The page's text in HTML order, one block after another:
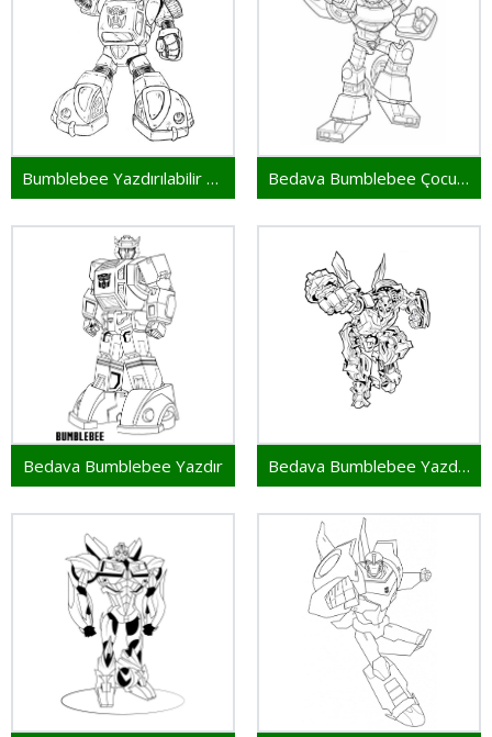
Bumblebee Yazdırılabilir Resim Bedava Bumblebee Çocuklar İçin
Bedava Bumblebee Yazdır Bedava Bumblebee Yazdırılabilir